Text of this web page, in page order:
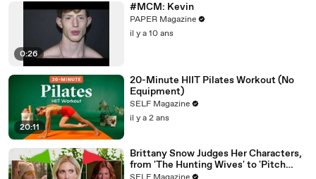
0:26
#MCM: Kevin
PAPER Magazine
il y a 10 ans
20:11
20-Minute HIIT Pilates Workout (No
Equipment)
SELF Magazine
il y a 2 ans
Brittany Snow Judges Her Characters,
from 'The Hunting Wives' to 'Pitch
Perfect'